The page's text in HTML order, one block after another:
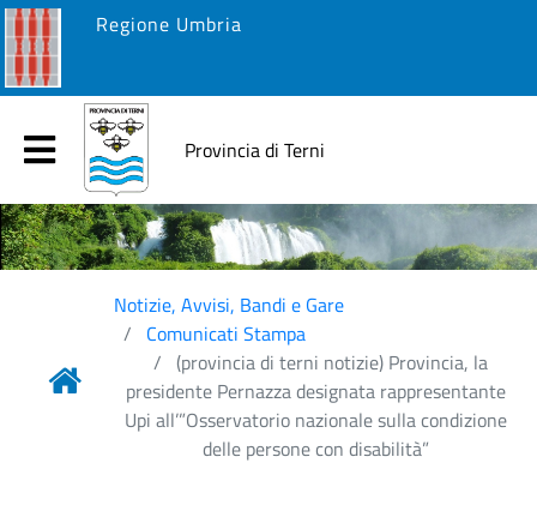
Regione Umbria
Provincia di Terni
Notizie, Avvisi, Bandi e Gare
Comunicati Stampa
(provincia di terni notizie) Provincia, la
presidente Pernazza designata rappresentante
Upi all’”Osservatorio nazionale sulla condizione
delle persone con disabilità”